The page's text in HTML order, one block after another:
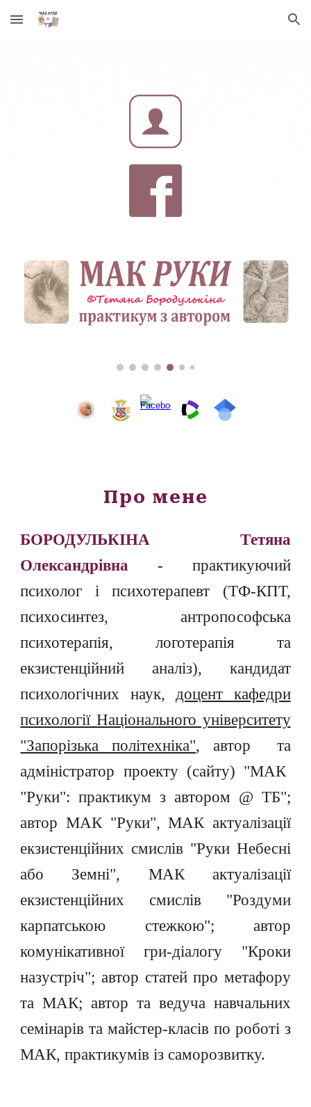
Skip to main content Skip to navigation
Про мене
БОРОДУЛЬКІНА Тетяна
Олександрівна
- практикуючий
психолог і психотерапевт (ТФ-КПТ,
психосинтез, антропософська
психотерапія, логотерапія та
екзистенційний аналіз), кандидат
психологічних наук, доцент кафедри
психології Національного університету
"Запорізька політехніка", автор та
адміністратор проекту (сайту) "МАК
"Руки": практикум з автором @ ТБ";
автор МАК "Руки",МАК актуалізації
екзистенційних смислів "Руки Небесні
або Земні", МАК актуалізації
екзистенційних смислів "Роздуми
карпатською стежкою"; автор
комунікативної гри-діалогу "Кроки
назустріч"; автор статей про метафору
та МАК; автор та ведуча навчальних
семінарів та майстер-класів по роботі з
МАК, практикумів із саморозвитку.